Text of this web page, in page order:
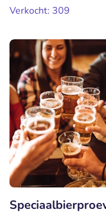
Verkocht: 309